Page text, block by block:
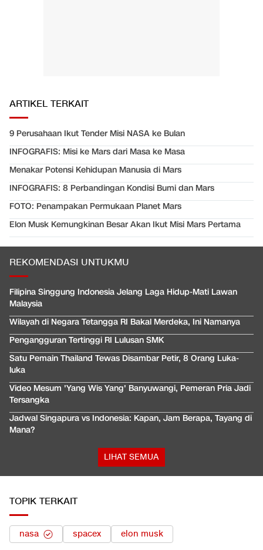
ARTIKEL TERKAIT
9 Perusahaan Ikut Tender Misi NASA ke Bulan
INFOGRAFIS: Misi ke Mars dari Masa ke Masa
Menakar Potensi Kehidupan Manusia di Mars
INFOGRAFIS: 8 Perbandingan Kondisi Bumi dan Mars
FOTO: Penampakan Permukaan Planet Mars
Elon Musk Kemungkinan Besar Akan Ikut Misi Mars Pertama
REKOMENDASI UNTUKMU
Filipina Singgung Indonesia Jelang Laga Hidup-Mati Lawan
Malaysia
Wilayah di Negara Tetangga RI Bakal Merdeka, Ini Namanya
Pengangguran Tertinggi RI Lulusan SMK
Satu Pemain Thailand Tewas Disambar Petir, 8 Orang Luka-
luka
Video Mesum 'Yang Wis Yang' Banyuwangi, Pemeran Pria Jadi
Tersangka
Jadwal Singapura vs Indonesia: Kapan, Jam Berapa, Tayang di
Mana?
LIHAT SEMUA
TOPIK TERKAIT
nasa spacex elon musk